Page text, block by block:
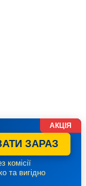
ЗАРАЗ
комісії
та вигідно
АКЦІЯ